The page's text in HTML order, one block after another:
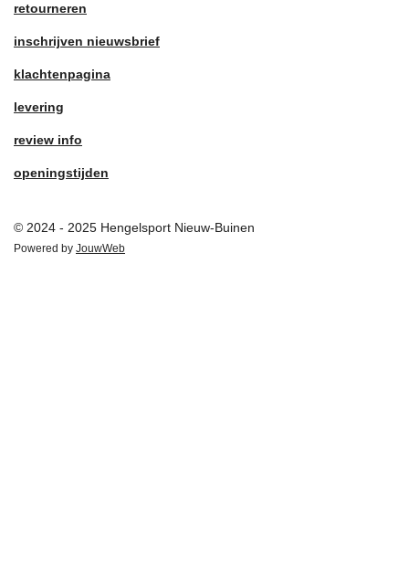
retourneren
inschrijven nieuwsbrief
klachtenpagina
levering
review info
openingstijden
© 2024 - 2025 Hengelsport Nieuw-Buinen
Powered by JouwWeb